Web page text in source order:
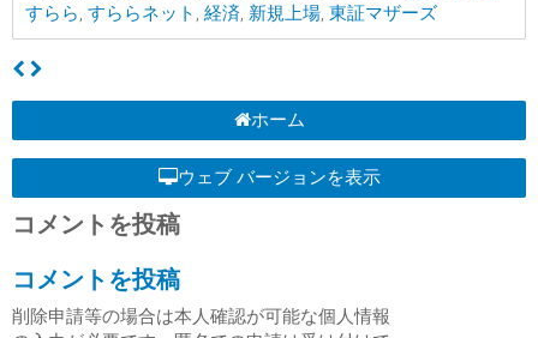
すらら, すららネット , 経済, 新規上場, 東証マザーズ
ホーム
ウェブ バージョンを表示
コメントを投稿
コメントを投稿
削除申請等の場合は本人確認が可能な個人情報